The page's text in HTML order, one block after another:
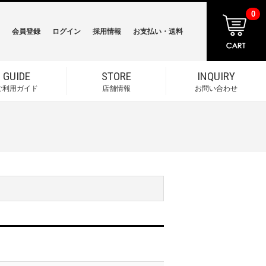
GUIDE
利用ガイド
STORE
店舗情報
INQUIRY
お問い合わせ
会員登録 ログイン 採用情報 お支払い・送料
0